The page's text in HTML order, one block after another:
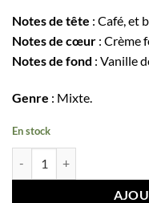
Notes de tête : Café, et
Notes de cœur : Crème
Notes de fond : Vanille
Genre : Mixte.
En stock